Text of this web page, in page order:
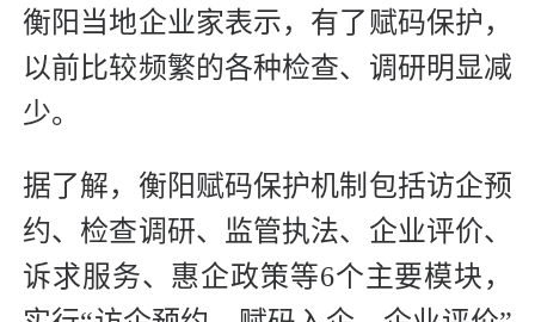
衡阳当地企业家表示，有了赋码保护，
以前比较频繁的各种检查、调研明显减
少。
据了解，衡阳赋码保护机制包括访企预
约、检查调研、监管执法、企业评价、
诉求服务、惠企政策等6个主要模块，